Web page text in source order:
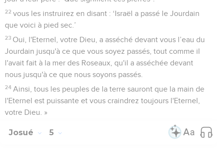
22 vous les instruirez en disant : ‘Israël a passé le Jourdain
que voici à pied sec.’
23 Oui, l'Eternel, votre Dieu, a asséché devant vous l’eau du
Jourdain jusqu'à ce que vous soyez passés, tout comme il
l'avait fait à la mer des Roseaux, qu'il a asséchée devant
nous jusqu'à ce que nous soyons passés.
24 Ainsi, tous les peuples de la terre sauront que la main de
l'Eternel est puissante et vous craindrez toujours l'Eternel,
votre Dieu. »
Josué 5